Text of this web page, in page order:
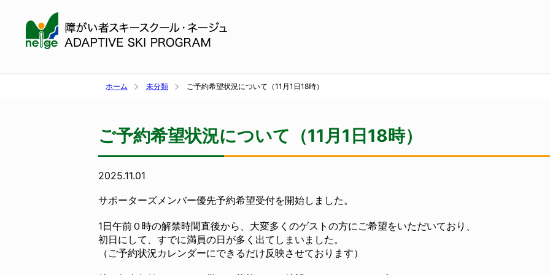
ホーム 未分類 ご予約希望状況について（11月1日18時）
ご予約希望状況について（11月1日18時）
2025.11.01
サポーターズメンバー優先予約希望受付を開始しました。
1日午前０時の解禁時間直後から、大変多くのゲストの方にご希望をいただいており、
初日にして、すでに満員の日が多く出てしまいました。
（ご予約状況カレンダーにできるだけ反映させております）